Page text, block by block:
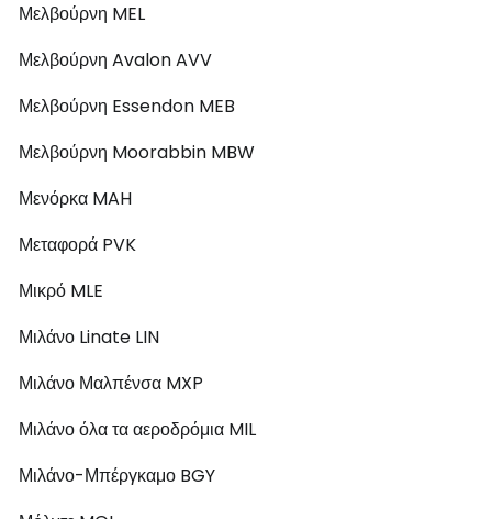
Μελβούρνη MEL
Μελβούρνη Avalon AVV
Μελβούρνη Essendon MEB
Μελβούρνη Moorabbin MBW
Μενόρκα MAH
Μεταφορά PVK
Μικρό MLE
Μιλάνο Linate LIN
Μιλάνο Μαλπένσα MXP
Μιλάνο όλα τα αεροδρόμια MIL
Μιλάνο-Μπέργκαμο BGY